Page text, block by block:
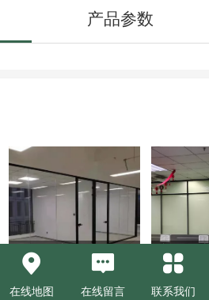
产品参数
单层玻璃隔断 磨砂玻
在线地图 在线留言 联系我们